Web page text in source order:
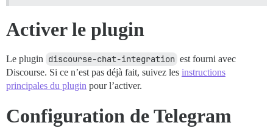
Activer le plugin
Le plugin discourse-chat-integration est fourni avec
Discourse. Si ce n’est pas déjà fait, suivez les instructions
principales du plugin pour l’activer.
Configuration de Telegram